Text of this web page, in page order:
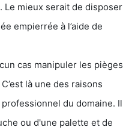
Le mieux serait de disposer
empierrée à l’aide de
cas manipuler les pièges
là une des raisons
du domaine. Il
ou d'une palette et de